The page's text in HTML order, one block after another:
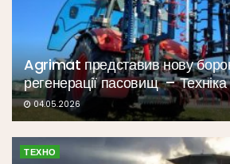
Agrimat представив нову
регенерації пасовищ – Техніка
04.05.2026
ТЕХНО